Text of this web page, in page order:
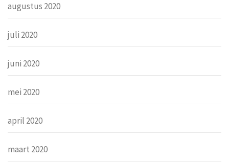
augustus 2020
juli 2020
juni 2020
mei 2020
april 2020
maart 2020